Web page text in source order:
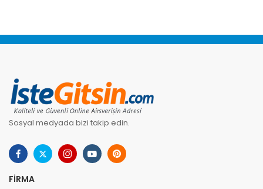
Sosyal medyada bizi takip edin.
FIRMA